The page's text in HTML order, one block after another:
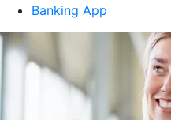
Banking App